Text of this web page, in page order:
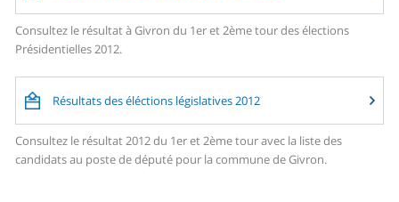
Consultez le résultat à Givron du 1er et 2ème tour des élections
Présidentielles 2012.
Résultats des éléctions législatives 2012
Consultez le résultat 2012 du 1er et 2ème tour avec la liste des
candidats au poste de député pour la commune de Givron.